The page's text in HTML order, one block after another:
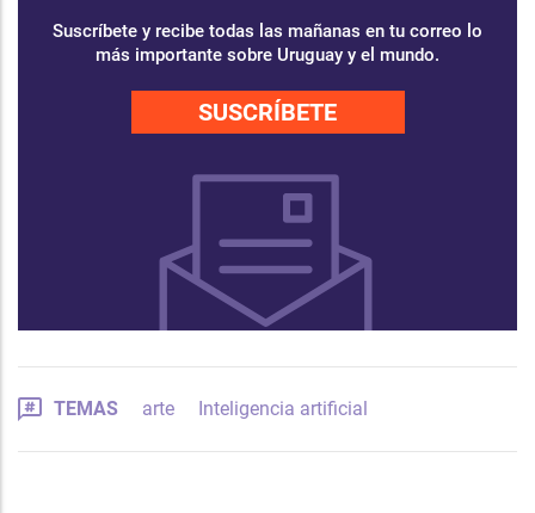
Suscríbete y recibe todas las mañanas en tu correo lo
más importante sobre Uruguay y el mundo.
SUSCRÍBETE
TEMAS arte Inteligencia artificial